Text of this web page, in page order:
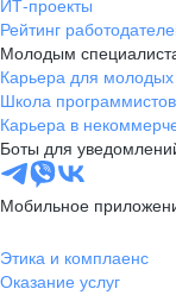
ИТ-проекты
Рейтинг
Молодым
Карьера для
Школа программистов
Карьера в
Боты для
Мобильное
Этика и комплаенс
Оказание услуг